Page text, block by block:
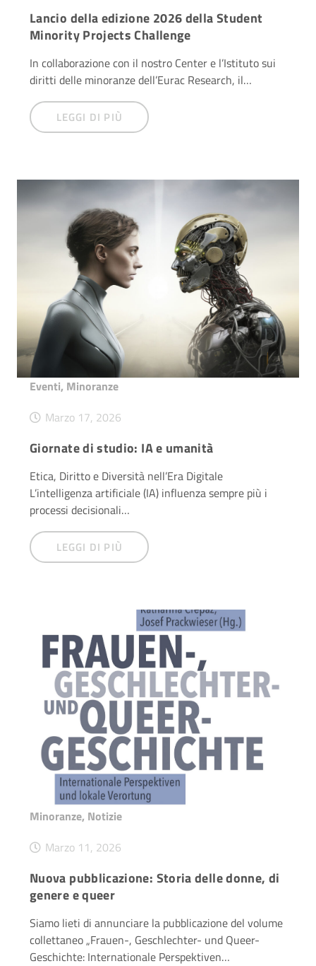
Lancio della edizione 2026 della Student
Minority Projects Challenge
In collaborazione con il nostro Center e l’Istituto sui
diritti delle minoranze dell’Eurac Research, il…
LEGGI DI PIÙ
Eventi, Minoranze
Marzo 17, 2026
Giornate di studio: IA e umanità
Etica, Diritto e Diversità nell’Era Digitale
L’intelligenza artificiale (IA) influenza sempre più i
processi decisionali…
LEGGI DI PIÙ
Minoranze, Notizie
Marzo 11, 2026
Nuova pubblicazione: Storia delle donne, di
genere e queer
Siamo lieti di annunciare la pubblicazione del volume
collettaneo „Frauen-, Geschlechter- und Queer-
Geschichte: Internationale Perspektiven…